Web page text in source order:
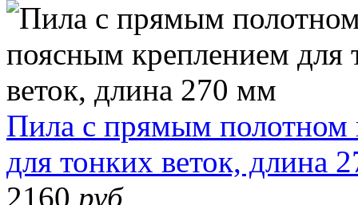
Пила с прямым полотном
для тонких веток, длина
2160 руб